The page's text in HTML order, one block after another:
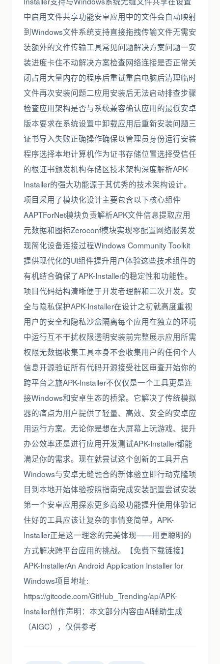
中启用文件共享功能安卓应用中的文件会自动映射
到Windows文件系统支持直接拖拽传输文件无需安
装额外的文件传输工具常见问题解决方案问题一安
装进度卡住不动解决方案检查网络连接是否正常关
闭占用大量内存的程序后重试重启电脑后清理临时
文件再次安装问题二应用安装后无法启动排查步骤
检查应用架构是否与系统兼容确认应用的最低安卓
版本要求在系统设置中卸载应用后重新安装问题三
证书导入失败正确操作确保以管理员身份运行安装
程序选择本地计算机作为证书存储位置选择受信任
的根证书颁发机构存储区技术架构深度解析APK-
Installer的强大功能源于其优秀的技术架构设计。
项目采用了模块化设计主要包含以下核心组件
AAPTForNet模块负责解析APK文件信息提取应用
元数据和图标Zeroconf模块实现零配置网络服务发
现简化设备连接过程Windows Community Toolkit
提供现代化的UI组件提升用户体验这些技术组件的
有机结合确保了APK-Installer的稳定性和功能性。
项目代码结构清晰便于开发者理解和二次开发。安
全与隐私保护APK-Installer在设计之初就高度重视
用户的安全和隐私沙盒隔离每个应用在独立的环境
中运行互不干扰权限透明安装前完整展示应用所需
权限无数据收集工具本身不会收集用户的任何个人
信息开源验证所有代码开源接受社区审查开始你的
跨平台之旅APK-Installer不仅仅是一个工具更是连
接Windows和安卓生态的桥梁。它解决了传统模拟
器的痛点为用户提供了轻量、高效、安全的安卓应
用运行方案。无论你是想在大屏幕上玩游戏、提升
办公效率还是进行应用开发测试APK-Installer都能
满足你的需求。现在就尝试这个创新的工具开启
Windows与安卓无缝融合的新体验立即行动克隆项
目到本地开始体验按照指南完成安装配置尝试安装
第一个安卓应用探索更多高级功能提升使用体验记
住好的工具应该让复杂的事情变简单。APK-
Installer正是这一理念的完美体现——用更聪明的
方式解决跨平台应用的挑战。【免费下载链接】
APK-InstallerAn Android Application Installer for
Windows项目地址:
https://gitcode.com/GitHub_Trending/ap/APK-
Installer创作声明：本文部分内容由AI辅助生成
（AIGC），仅供参考